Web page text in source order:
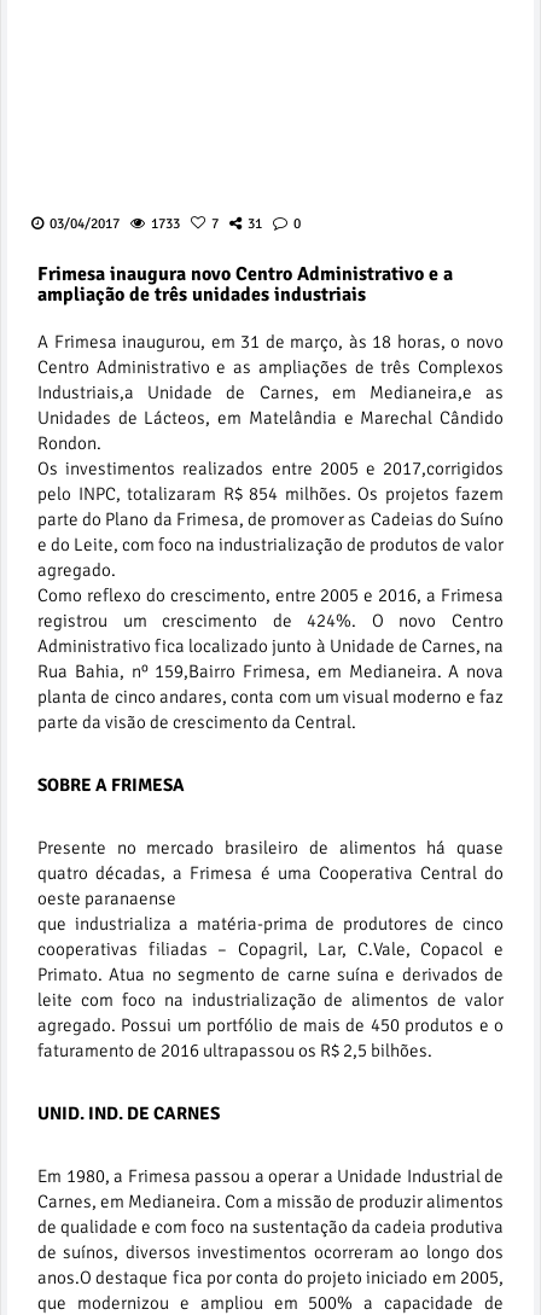
03/04/2017 1733 7 31 0
Frimesa inaugura novo Centro Administrativo e a
ampliação de três unidades industriais
A Frimesa inaugurou, em 31 de março, às 18 horas, o novo
Centro Administrativo e as ampliações de três Complexos
Industriais,a Unidade de Carnes, em Medianeira,e as
Unidades de Lácteos, em Matelândia e Marechal Cândido
Rondon.
Os investimentos realizados entre 2005 e 2017,corrigidos
pelo INPC, totalizaram R$ 854 milhões. Os projetos fazem
parte do Plano da Frimesa, de promover as Cadeias do Suíno
e do Leite, com foco na industrialização de produtos de valor
agregado.
Como reflexo do crescimento, entre 2005 e 2016, a Frimesa
registrou um crescimento de 424%. O novo Centro
Administrativo fica localizado junto à Unidade de Carnes, na
Rua Bahia, nº 159,Bairro Frimesa, em Medianeira. A nova
planta de cinco andares, conta com um visual moderno e faz
parte da visão de crescimento da Central.
SOBRE A FRIMESA
Presente no mercado brasileiro de alimentos há quase
quatro décadas, a Frimesa é uma Cooperativa Central do
oeste paranaense
que industrializa a matéria-prima de produtores de cinco
cooperativas filiadas – Copagril, Lar, C.Vale, Copacol e
Primato. Atua no segmento de carne suína e derivados de
leite com foco na industrialização de alimentos de valor
agregado. Possui um portfólio de mais de 450 produtos e o
faturamento de 2016 ultrapassou os R$ 2,5 bilhões.
UNID. IND. DE CARNES
Em 1980, a Frimesa passou a operar a Unidade Industrial de
Carnes, em Medianeira. Com a missão de produzir alimentos
de qualidade e com foco na sustentação da cadeia produtiva
de suínos, diversos investimentos ocorreram ao longo dos
anos.O destaque fica por conta do projeto iniciado em 2005,
que modernizou e ampliou em 500% a capacidade de